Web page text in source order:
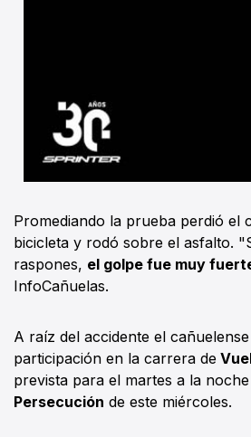
Promediando la prueba perdió el
bicicleta y rodó sobre el asfalto.
raspones, el golpe fue muy
InfoCañuelas.
A raíz del accidente el
participación en la carrera de
prevista para el martes a la
Persecución de este miércoles.